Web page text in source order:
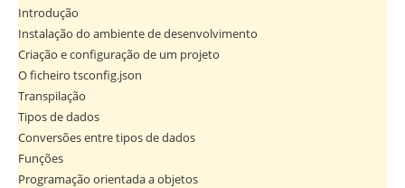
Introdução
Instalação do ambiente de desenvolvimento
Criação e configuração de um projeto
O ficheiro tsconfig.json
Transpilação
Tipos de dados
Conversões entre tipos de dados
Funções
Programação orientada a objetos